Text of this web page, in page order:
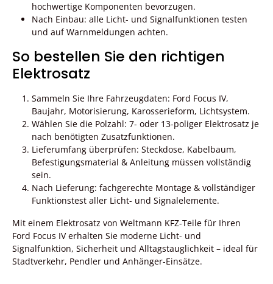
hochwertige Komponenten bevorzugen.
Nach Einbau: alle Licht- und Signalfunktionen testen
und auf Warnmeldungen achten.
So bestellen Sie den richtigen
Elektrosatz
Sammeln Sie Ihre Fahrzeugdaten: Ford Focus IV,
Baujahr, Motorisierung, Karosserieform, Lichtsystem.
Wählen Sie die Polzahl: 7- oder 13-poliger Elektrosatz je
nach benötigten Zusatzfunktionen.
Lieferumfang überprüfen: Steckdose, Kabelbaum,
Befestigungsmaterial & Anleitung müssen vollständig
sein.
Nach Lieferung: fachgerechte Montage & vollständiger
Funktionstest aller Licht- und Signalelemente.
Mit einem Elektrosatz von Weltmann KFZ-Teile für Ihren
Ford Focus IV erhalten Sie moderne Licht- und
Signalfunktion, Sicherheit und Alltagstauglichkeit – ideal für
Stadtverkehr, Pendler und Anhänger-Einsätze.